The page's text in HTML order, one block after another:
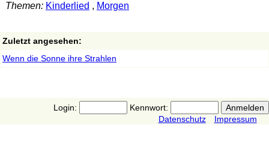
Themen: Kinderlied , Morgen
Zuletzt angesehen:
Wenn die Sonne ihre Strahlen
Login:
Kennwort:
Datenschutz
Impressum